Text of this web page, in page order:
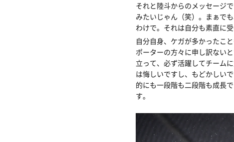
それと陸斗からのメッセージ
みたいじゃん（笑）。まぁで
わけで。それは自分も素直に
自分自身、ケガが多かったこ
ポーターの方々に申し訳ない
立って、必ず活躍してチーム
は悔しいですし、もどかしい
的にも一段階も二段階も成長
す。